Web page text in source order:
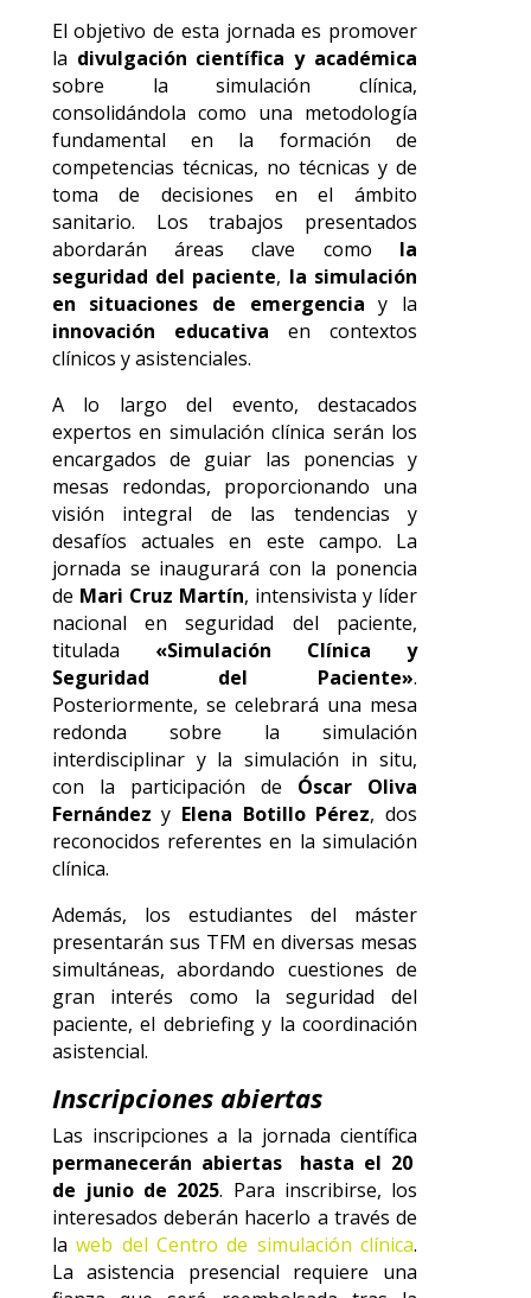
El objetivo de esta jornada es promover
la divulgación científica y académica
sobre la simulación clínica,
consolidándola como una metodología
fundamental en la formación de
competencias técnicas, no técnicas y de
toma de decisiones en el ámbito
sanitario. Los trabajos presentados
abordarán áreas clave como la
seguridad del paciente, la simulación
en situaciones de emergencia y la
innovación educativa en contextos
clínicos y asistenciales.
A lo largo del evento, destacados
expertos en simulación clínica serán los
encargados de guiar las ponencias y
mesas redondas, proporcionando una
visión integral de las tendencias y
desafíos actuales en este campo. La
jornada se inaugurará con la ponencia
de Mari Cruz Martín, intensivista y líder
nacional en seguridad del paciente,
titulada «Simulación Clínica y
Seguridad del Paciente».
Posteriormente, se celebrará una mesa
redonda sobre la simulación
interdisciplinar y la simulación in situ,
con la participación de Óscar Oliva
Fernández y Elena Botillo Pérez, dos
reconocidos referentes en la simulación
clínica.
Además, los estudiantes del máster
presentarán sus TFM en diversas mesas
simultáneas, abordando cuestiones de
gran interés como la seguridad del
paciente, el debriefing y la coordinación
asistencial.
Inscripciones abiertas
Las inscripciones a la jornada científica
permanecerán abiertas hasta el 20
de junio de 2025. Para inscribirse, los
interesados deberán hacerlo a través de
laweb del Centro de simulación clínica.
La asistencia presencial requiere una